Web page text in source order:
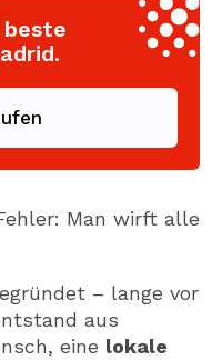
Man wirft alle
– lange vor
aus
eine lokale